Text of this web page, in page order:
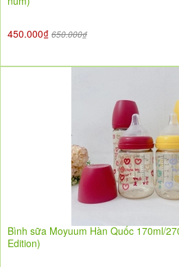
450.000₫ 650.000₫
Bình sữa Moyuum Hàn Quốc 170ml/
Edition)